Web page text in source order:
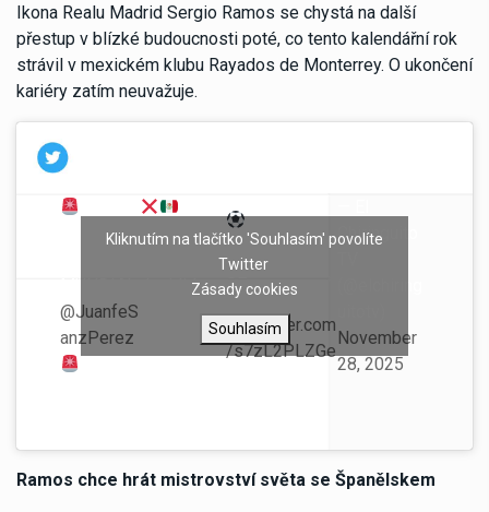
Ikona Realu Madrid Sergio Ramos se chystá na další
přestup v blízké budoucnosti poté, co tento kalendářní rok
strávil v mexickém klubu Rayados de Monterrey. O ukončení
kariéry zatím neuvažuje.
EXCLUSI
@JuanfeS
anzPerez
„RAMOS
decidido
SEGUIR EN
„Seguirá
jugando, NO
SE
RETIRARÁ“.
pic.twitter.com
/s7zL2PLZGe
Chiringuito
November
28, 2025
Kliknutím na tlačítko 'Souhlasím' povolíte
Twitter
Zásady cookies
Souhlasím
Ramos chce hrát mistrovství světa se Španělskem